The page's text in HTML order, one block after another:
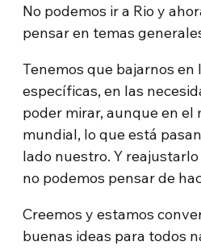
No podemos ir a Rio y
pensar en temas
Tenemos que bajarnos en
específicas, en las
poder mirar, aunque en el
mundial, lo que está
lado nuestro. Y
no podemos pensar de
Creemos y estamos
buenas ideas para todos